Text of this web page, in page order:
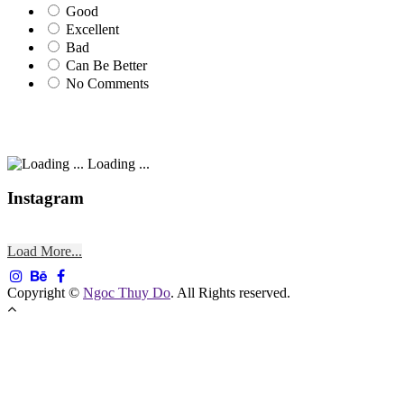
Good
Excellent
Bad
Can Be Better
No Comments
Loading ...
Instagram
Load More...
Copyright © Ngoc Thuy Do. All Rights reserved.